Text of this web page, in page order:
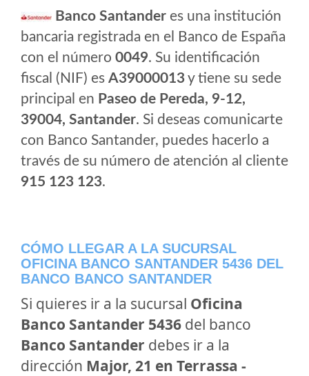
Banco Santander es una institución
bancaria registrada en el Banco de España
con el número 0049. Su identificación
fiscal (NIF) es A39000013y tiene su sede
principal en Paseo de Pereda, 9-12,
39004, Santander. Si deseas comunicarte
con Banco Santander, puedes hacerlo a
través de su número de atención al cliente
915 123 123.
CÓMO LLEGAR A LA SUCURSAL
OFICINA BANCO SANTANDER 5436 DEL
BANCO BANCO SANTANDER
Si quieres ir a la sucursal Oficina
Banco Santander 5436 del banco
Banco Santander debes ir a la
dirección Major, 21 en Terrassa -